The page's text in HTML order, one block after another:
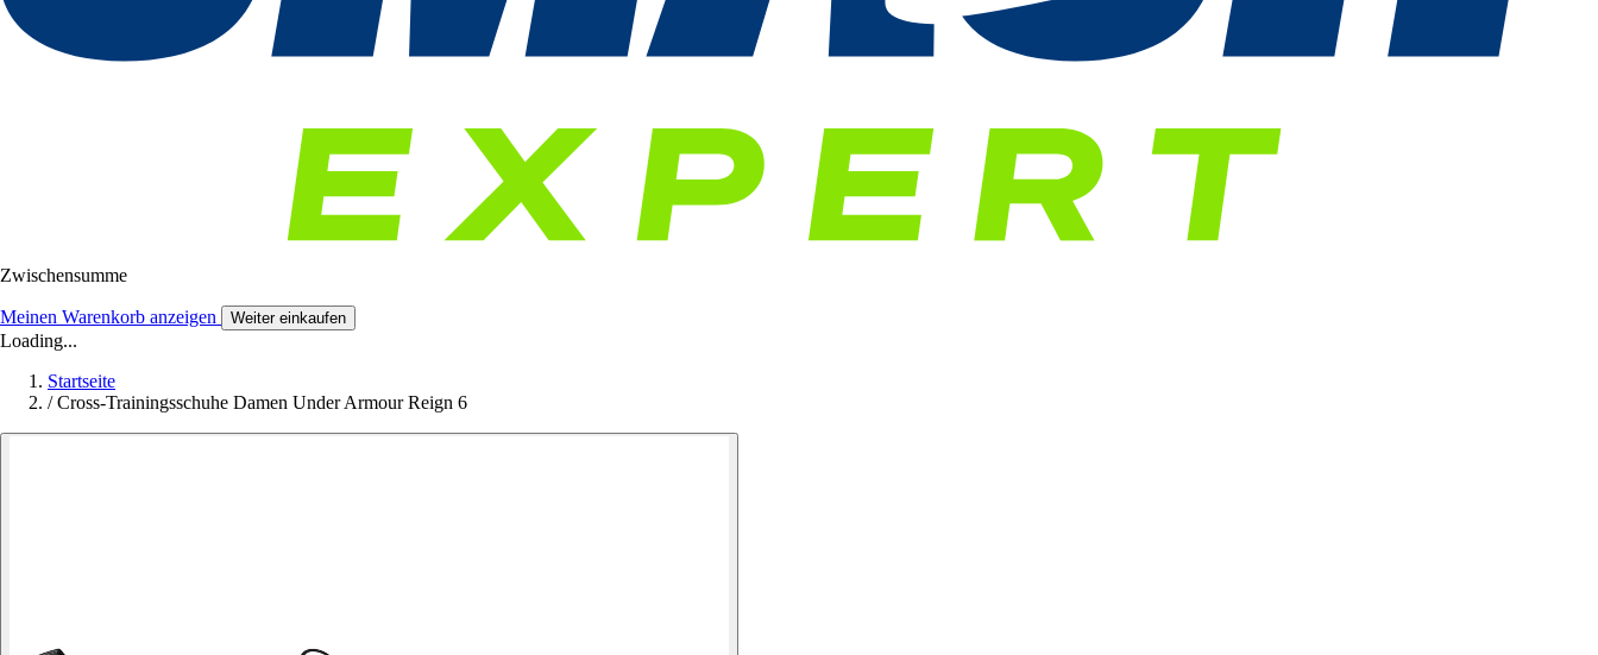
Zwischensumme
Meinen Warenkorb anzeigen Weiter einkaufen
Loading...
Startseite
/ Cross-Trainingsschuhe Damen Under Armour Reign 6